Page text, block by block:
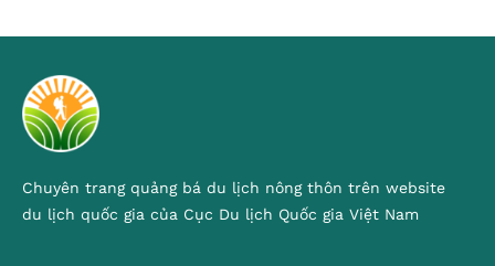
Chuyên trang quảng bá du lịch nông thôn trên website
du lịch quốc gia của Cục Du lịch Quốc gia Việt Nam